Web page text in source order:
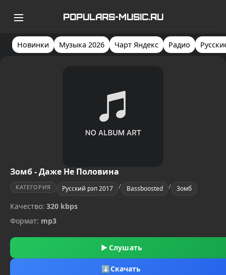
POPULARS-MUSIC.RU
Новинки Музыка 2026 Чарт Яндекс Радио
Зомб - Даже Не Половина
КАТЕГОРИЯ Русский рэп 2017 / Bassboosted / Зомб
Качество: 320 kbps
Формат: mp3
▶ Слушать
⬇Скачать